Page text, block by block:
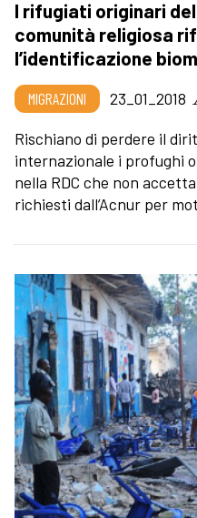
I rifugiati originari
comunità religiosa
l’identificazione
MIGRAZIONI 23_01_2018
Rischiano di perdere il
internazionale i profughi
nella RDC che non
richiesti dall’Acnur per